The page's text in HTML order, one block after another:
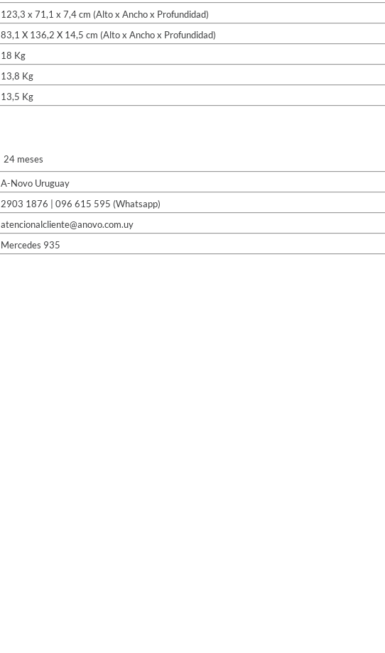
123,3 x 71,1 x 7,4 cm (Alto x Ancho x Profundidad)
83,1 X 136,2 X 14,5 cm (Alto x Ancho x Profundidad)
18 Kg
13,8 Kg
13,5 Kg
24 meses
A-Novo Uruguay
2903 1876 | 096 615 595 (Whatsapp)
atencionalcliente@anovo.com.uy
Mercedes 935